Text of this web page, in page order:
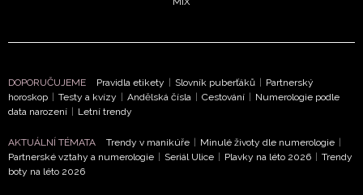
DOPORUČUJEME Pravidla etikety | Slovník puberťáků | Partnerský
horoskop | Testy a kvízy | Andělská čísla | Cestování | Numerologie podle
data narození | Letní trendy
AKTUÁLNÍ TÉMATA Trendy v manikúře | Minulé životy dle numerologie |
Partnerské vztahy a numerologie | Seriál Ulice | Plavky na léto 2026 | Trendy
boty na léto 2026